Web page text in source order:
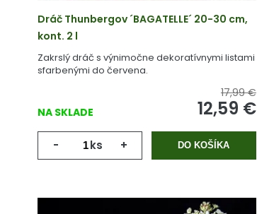
Dráč Thunbergov ´BAGATELLE´ 20-30 cm,
kont. 2 l
Zakrslý dráč s výnimočne dekoratívnymi listami
sfarbenými do červena.
NA SKLADE
17,99 €
12,59 €
- ks + DO KOŠÍKA